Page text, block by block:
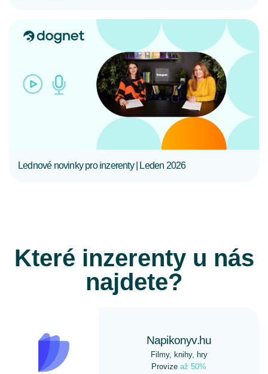
CELÝ ČLÁNEK
Lednové novinky pro inzerenty | Leden 2026
Které inzerenty u nás
najdete?
Napikonyv.hu
Filmy, knihy, hry
Provize až 50%